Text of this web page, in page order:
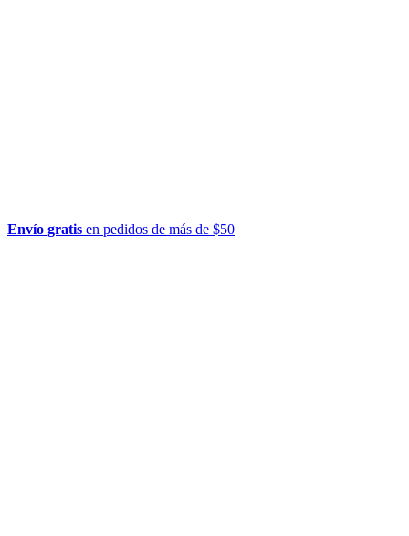
Envío gratis en pedidos de más de $50